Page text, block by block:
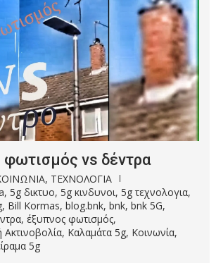
φωτισμός vs δέντρα
, ΤΕΧΝΟΛΟΓΙΑ
,5g δικτυο,5g κινδυνοι,5g τεχνολογια,
, Bill Kormas,blog.bnk,bnk,bnk 5G,
,έξυπνος φωτισμός,
Ακτινοβολία, Καλαμάτα 5g, Κοινωνία,
5g